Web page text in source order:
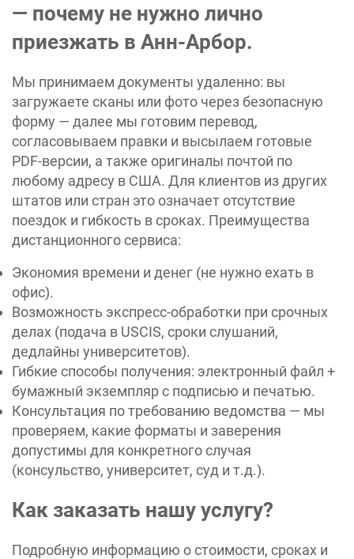
— почему не нужно лично
приезжать в Анн-Арбор.
Мы принимаем документы удаленно: вы
загружаете сканы или фото через безопасную
форму — далее мы готовим перевод,
согласовываем правки и высылаем готовые
PDF-версии, а также оригиналы почтой по
любому адресу в США. Для клиентов из других
штатов или стран это означает отсутствие
поездок и гибкость в сроках. Преимущества
дистанционного сервиса:
Экономия времени и денег (не нужно ехать в
офис).
Возможность экспресс-обработки при срочных
делах (подача в USCIS, сроки слушаний,
дедлайны университетов).
Гибкие способы получения: электронный файл +
бумажный экземпляр с подписью и печатью.
Консультация по требованию ведомства — мы
проверяем, какие форматы и заверения
допустимы для конкретного случая
(консульство, университет, суд и т.д.).
Как заказать нашу услугу?
Подробную информацию о стоимости, сроках и